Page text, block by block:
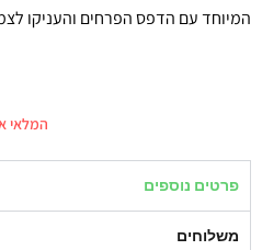
המיוחד עם הדפס הפרחים והעניקו
המלאי
פרטים נוספים
משלוחים